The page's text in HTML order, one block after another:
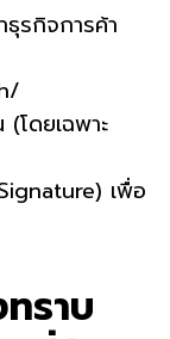
รกิจการค้า
(โดยเฉพาะ
เพื่อ
ราบ